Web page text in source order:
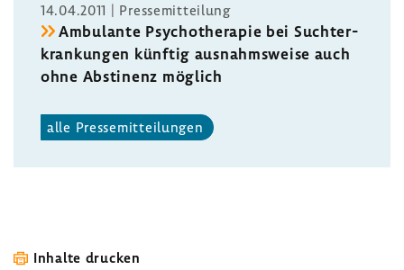
14.04.2011 | Pres­se­mit­tei­lung
Ambu­lante Psycho­the­rapie bei Sucht­er­
kran­kungen künftig ausnahms­weise auch
ohne Absti­nenz möglich
alle Pres­se­mit­tei­lungen
Inhalte drucken